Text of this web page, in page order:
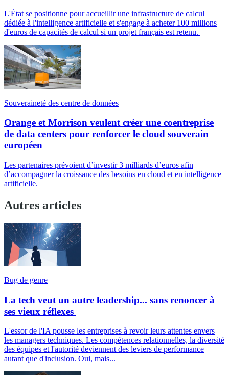
L'État se positionne pour accueillir une infrastructure de calcul
dédiée à l'intelligence artificielle et s'engage à acheter 100 millions
d'euros de capacités de calcul si un projet français est retenu.
Souveraineté des centre de données
Orange et Morrison veulent créer une coentreprise
de data centers pour renforcer le cloud souverain
européen
Les partenaires prévoient d’investir 3 milliards d’euros afin
d’accompagner la croissance des besoins en cloud et en intelligence
artificielle.
Autres articles
Bug de genre
La tech veut un autre leadership... sans renoncer à
ses vieux réflexes
L'essor de l'IA pousse les entreprises à revoir leurs attentes envers
les managers techniques. Les compétences relationnelles, la diversité
des équipes et l'autorité deviennent des leviers de performance
autant que d'inclusion. Oui, mais...